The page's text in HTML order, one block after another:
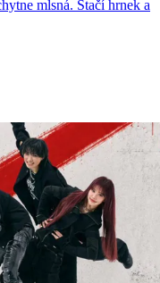
mlsná. Stačí hrnek a